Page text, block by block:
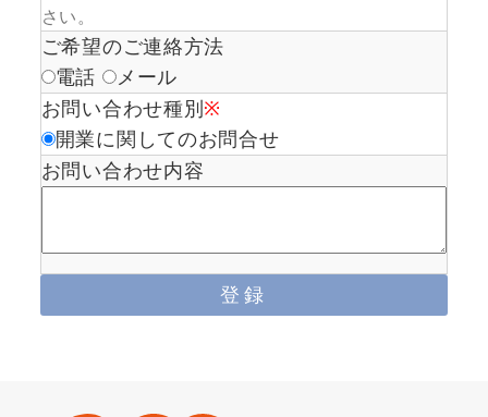
さい。
ご希望のご連絡方法
電話
メール
お問い合わせ種別 ※
開業に関してのお問合せ
お問い合わせ内容